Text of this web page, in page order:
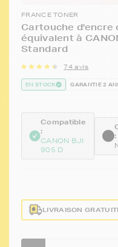
FRANCE TONER
Cartouche d'encre
équivalent à
Standard
74 avis
EN STOCK GARANTIE 2
Compatible
:
CANON BJI
905 D
:
LIVRAISON